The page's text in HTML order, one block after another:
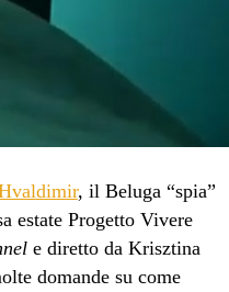
, il Beluga “spia”
estate Progetto Vivere
e diretto da Krisztina
domande su come